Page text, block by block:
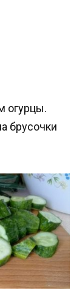
огурцы.
брусочки